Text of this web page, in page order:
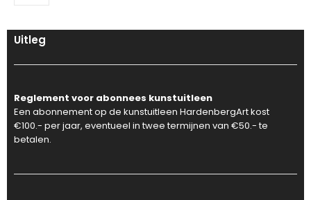
Uitleg
Reglement voor abonnees kunstuitleen
Een abonnement op de kunstuitleen HardenbergArt kost
€100.- per jaar, eventueel in twee termijnen van €50.- te
betalen.